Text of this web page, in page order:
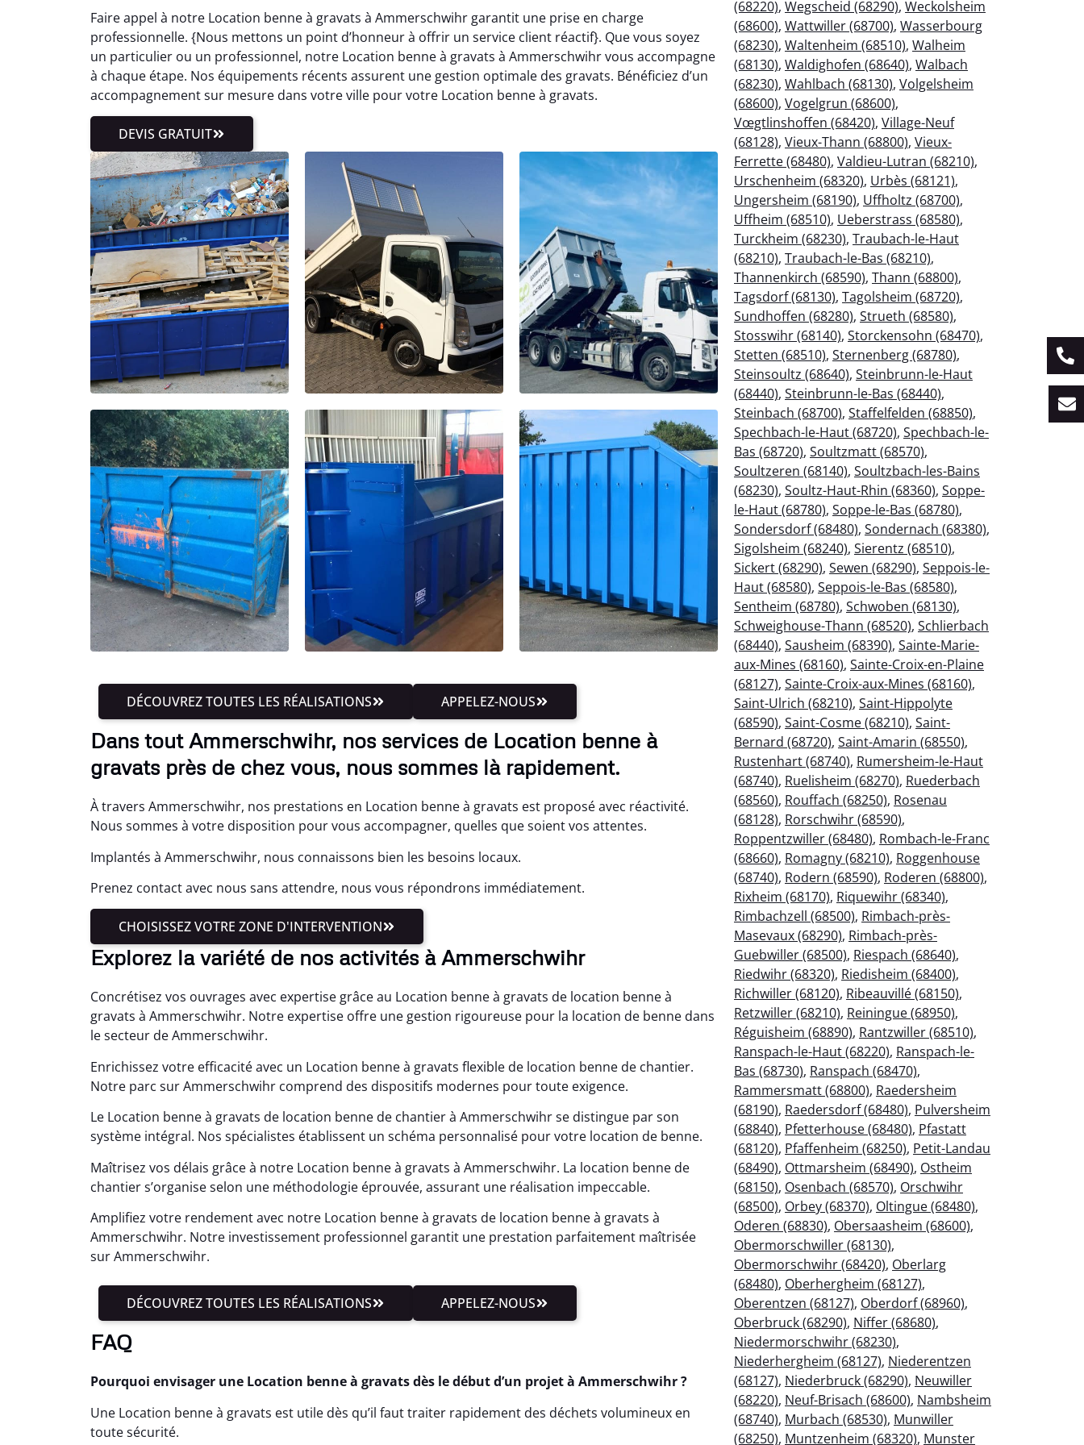
Faire appel à notre Location benne à gravats à Ammerschwihr garantit une prise en charge
professionnelle. {Nous mettons un point d’honneur à offrir un service client réactif}. Que vous soyez
un particulier ou un professionnel, notre Location benne à gravats à Ammerschwihr vous accompagne
à chaque étape. Nos équipements récents assurent une gestion optimale des gravats. Bénéficiez d’un
accompagnement sur mesure dans votre ville pour votre Location benne à gravats.
DEVIS GRATUIT
DÉCOUVREZ TOUTES LES RÉALISATIONS APPELEZ-NOUS
Dans tout Ammerschwihr, nos services de Location benne à
gravats près de chez vous, nous sommes là rapidement.
À travers Ammerschwihr, nos prestations en Location benne à gravats est proposé avec réactivité.
Nous sommes à votre disposition pour vous accompagner, quelles que soient vos attentes.
Implantés à Ammerschwihr, nous connaissons bien les besoins locaux.
Prenez contact avec nous sans attendre, nous vous répondrons immédiatement.
CHOISISSEZ VOTRE ZONE D'INTERVENTION
Explorez la variété de nos activités à Ammerschwihr
Concrétisez vos ouvrages avec expertise grâce au Location benne à gravats de location benne à
gravats à Ammerschwihr. Notre expertise offre une gestion rigoureuse pour la location de benne dans
le secteur de Ammerschwihr.
Enrichissez votre efficacité avec un Location benne à gravats flexible de location benne de chantier.
Notre parc sur Ammerschwihr comprend des dispositifs modernes pour toute exigence.
Le Location benne à gravats de location benne de chantier à Ammerschwihr se distingue par son
système intégral. Nos spécialistes établissent un schéma personnalisé pour votre location de benne.
Maîtrisez vos délais grâce à notre Location benne à gravats à Ammerschwihr. La location benne de
chantier s’organise selon une méthodologie éprouvée, assurant une réalisation impeccable.
Amplifiez votre rendement avec notre Location benne à gravats de location benne à gravats à
Ammerschwihr. Notre investissement professionnel garantit une prestation parfaitement maîtrisée
sur Ammerschwihr.
DÉCOUVREZ TOUTES LES RÉALISATIONS APPELEZ-NOUS
FAQ
Pourquoi envisager une Location benne à gravats dès le début d’un projet à Ammerschwihr ?
Une Location benne à gravats est utile dès qu’il faut traiter rapidement des déchets volumineux en
toute sécurité.
(68220), Wegscheid (68290), Weckolsheim
(68600), Wattwiller (68700), Wasserbourg
(68230), Waltenheim (68510), Walheim
(68130), Waldighofen (68640), Walbach
(68230), Wahlbach (68130), Volgelsheim
(68600), Vogelgrun (68600),
Vœgtlinshoffen (68420), Village-Neuf
(68128), Vieux-Thann (68800), Vieux-
Ferrette (68480), Valdieu-Lutran (68210),
Urschenheim (68320), Urbès (68121),
Ungersheim (68190), Uffholtz (68700),
Uffheim (68510), Ueberstrass (68580),
Turckheim (68230), Traubach-le-Haut
(68210), Traubach-le-Bas (68210),
Thannenkirch (68590), Thann (68800),
Tagsdorf (68130), Tagolsheim (68720),
Sundhoffen (68280), Strueth (68580),
Stosswihr (68140), Storckensohn (68470),
Stetten (68510), Sternenberg (68780),
Steinsoultz (68640), Steinbrunn-le-Haut
(68440), Steinbrunn-le-Bas (68440),
Steinbach (68700), Staffelfelden (68850),
Spechbach-le-Haut (68720), Spechbach-le-
Bas (68720), Soultzmatt (68570),
Soultzeren (68140), Soultzbach-les-Bains
(68230), Soultz-Haut-Rhin (68360), Soppe-
le-Haut (68780), Soppe-le-Bas (68780),
Sondersdorf (68480), Sondernach (68380),
Sigolsheim (68240), Sierentz (68510),
Sickert (68290), Sewen (68290), Seppois-le-
Haut (68580), Seppois-le-Bas (68580),
Sentheim (68780), Schwoben (68130),
Schweighouse-Thann (68520), Schlierbach
(68440), Sausheim (68390), Sainte-Marie-
aux-Mines (68160), Sainte-Croix-en-Plaine
(68127), Sainte-Croix-aux-Mines (68160),
Saint-Ulrich (68210), Saint-Hippolyte
(68590), Saint-Cosme (68210), Saint-
Bernard (68720), Saint-Amarin (68550),
Rustenhart (68740), Rumersheim-le-Haut
(68740), Ruelisheim (68270), Ruederbach
(68560), Rouffach (68250), Rosenau
(68128), Rorschwihr (68590),
Roppentzwiller (68480), Rombach-le-Franc
(68660), Romagny (68210), Roggenhouse
(68740), Rodern (68590), Roderen (68800),
Rixheim (68170), Riquewihr (68340),
Rimbachzell (68500), Rimbach-près-
Masevaux (68290), Rimbach-près-
Guebwiller (68500), Riespach (68640),
Riedwihr (68320), Riedisheim (68400),
Richwiller (68120), Ribeauvillé (68150),
Retzwiller (68210), Reiningue (68950),
Réguisheim (68890), Rantzwiller (68510),
Ranspach-le-Haut (68220), Ranspach-le-
Bas (68730), Ranspach (68470),
Rammersmatt (68800), Raedersheim
(68190), Raedersdorf (68480), Pulversheim
(68840), Pfetterhouse (68480), Pfastatt
(68120), Pfaffenheim (68250), Petit-Landau
(68490), Ottmarsheim (68490), Ostheim
(68150), Osenbach (68570), Orschwihr
(68500), Orbey (68370), Oltingue (68480),
Oderen (68830), Obersaasheim (68600),
Obermorschwiller (68130),
Obermorschwihr (68420), Oberlarg
(68480), Oberhergheim (68127),
Oberentzen (68127), Oberdorf (68960),
Oberbruck (68290), Niffer (68680),
Niedermorschwihr (68230),
Niederhergheim (68127), Niederentzen
(68127), Niederbruck (68290), Neuwiller
(68220), Neuf-Brisach (68600), Nambsheim
(68740), Murbach (68530), Munwiller
(68250), Muntzenheim (68320), Munster